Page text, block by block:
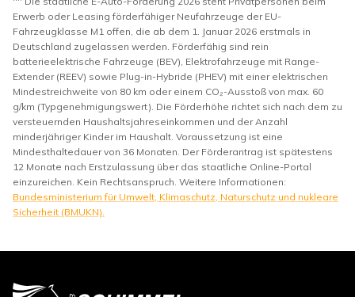
Erwerb oder Leasing förderfähiger Neufahrzeuge der EU-
Fahrzeugklasse M1 offen, die ab dem 1. Januar 2026 erstmals in
Deutschland zugelassen werden. Förderfähig sind rein
batterieelektrische Fahrzeuge (BEV), Elektrofahrzeuge mit Range-
Extender (REEV) sowie Plug-in-Hybride (PHEV) mit einer elektrischen
Mindestreichweite von 80 km oder einem CO₂-Ausstoß von max. 60
g/km (Typgenehmigungswert). Die Förderhöhe richtet sich nach dem zu
versteuernden Haushaltsjahreseinkommen und der Anzahl
minderjähriger Kinder im Haushalt. Voraussetzung ist eine
Mindesthaltedauer von 36 Monaten. Der Förderantrag ist spätestens
12 Monate nach Erstzulassung über das staatliche Online-Portal
einzureichen. Kein Rechtsanspruch. Weitere Informationen:
Bundesministerium für Umwelt, Klimaschutz, Naturschutz und nukleare
Sicherheit (BMUKN).